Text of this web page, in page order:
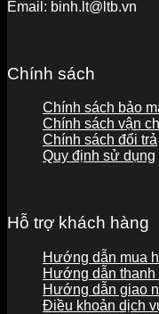
Email: binh.lt@ltb.vn
Chính sách
Chính sách bảo
Chính sách vận
Chính sách đổi trả
Quy định sử dụng
Hỗ trợ khách hàng
Hướng dẫn mua
Hướng dẫn thanh
Hướng dẫn giao
Điều khoản dịch